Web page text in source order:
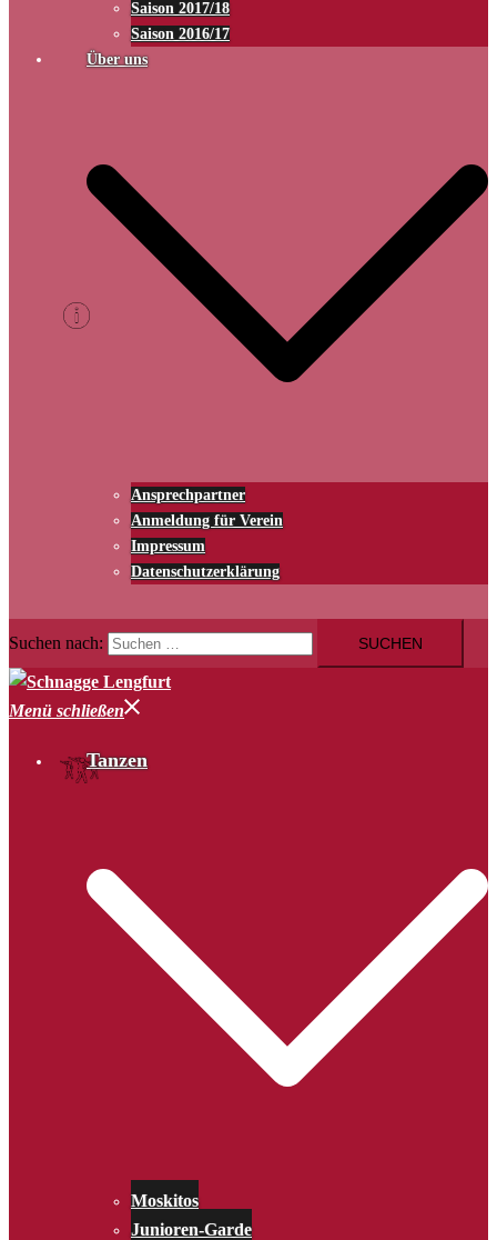
Saison 2017/18
Saison 2016/17
Über uns
Ansprechpartner
Anmeldung für Verein
Impressum
Datenschutzerklärung
Suchen nach:
Menü schließen
Tanzen
Moskitos
Junioren-Garde